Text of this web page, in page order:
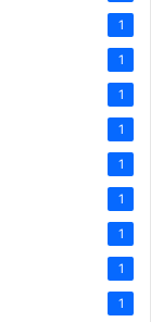
1
1
1
1
1
1
1
1
1